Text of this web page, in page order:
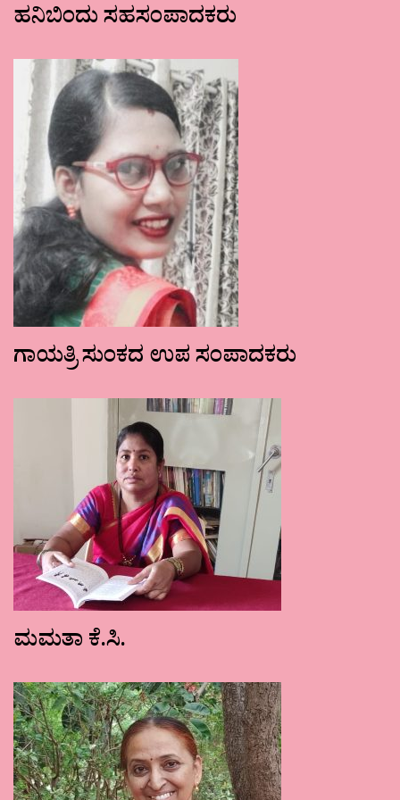
ಹನಿಬಿಂದು ಸಹಸಂಪಾದಕರು
ಗಾಯತ್ರಿ ಸುಂಕದ ಉಪ ಸಂಪಾದಕರು
ಮಮತಾ ಕೆ.ಸಿ.